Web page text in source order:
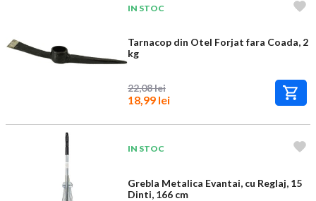
IN STOC
Tarnacop din Otel Forjat fara Coada, 2
kg
22,08 lei
18,99 lei
IN STOC
Grebla Metalica Evantai, cu Reglaj, 15
Dinti, 166 cm